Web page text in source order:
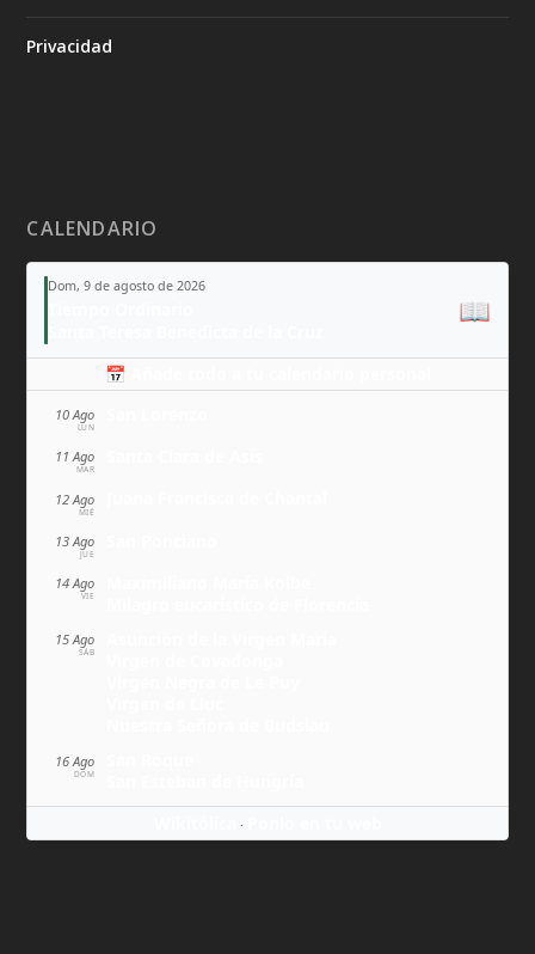
Privacidad
CALENDARIO
Dom, 9 de agosto de 2026
📖
📅 Añade todo a tu calendario personal
10 Ago
LUN
11 Ago
MAR
12 Ago
MIÉ
13 Ago
JUE
14 Ago
VIE
15 Ago
SÁB
16 Ago
DOM
·